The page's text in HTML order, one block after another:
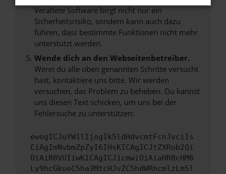
Veraltete Software birgt nicht nur ein
Sicherheitsrisiko, sondern kann auch dazu
führen, dass bestimmte Funktionen nicht mehr
unterstützt werden.
Wende dich an den Webseitenbetreiber.
Wenn du alle oben genannten Schritte versucht
hast, kontaktiere uns bitte. Wir werden
versuchen, das Problem zu beheben. Du kannst
uns diesen Text schicken, um uns bei der
Fehlersuche zu unterstützen:
ewogICJuYW1lIjogIk5ldHdvcmtFcnJvciIs
CiAgImNvbmZpZyI6IHsKICAgICJtZXRob2Qi
OiAiR0VUIiwKICAgICJ1cmwiOiAiaHR0cHM6
Ly9hcGkueC5ha3MtcHJvZC5hdWRhcmlzLm5l